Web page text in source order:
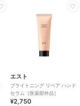
エスト
ブライトニング リペア ハンド
セラム［医薬部外品］
¥2,750